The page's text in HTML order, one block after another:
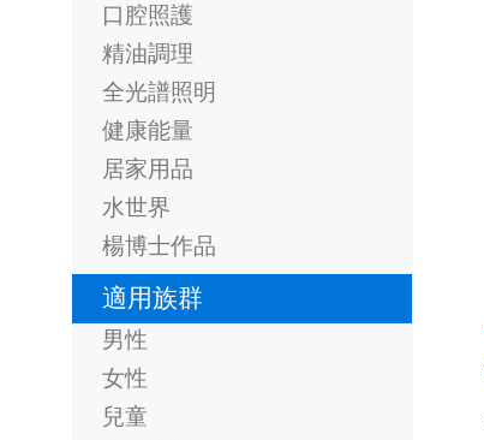
口腔照護
精油調理
全光譜照明
健康能量
居家用品
水世界
楊博士作品
適用族群
男性
女性
兒童